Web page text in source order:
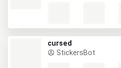
cursed
StickersBot